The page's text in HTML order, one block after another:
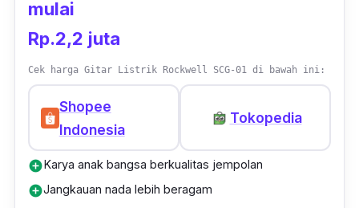
mulai
Rp.2,2 juta
Cek harga Gitar Listrik Rockwell SCG-01 di bawah ini:
Shopee
Indonesia
Tokopedia
add_circleKarya anak bangsa berkualitas jempolan
add_circleJangkauan nada lebih beragam